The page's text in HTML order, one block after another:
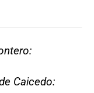
Caicedo: